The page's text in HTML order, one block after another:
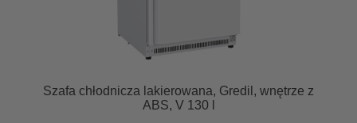
Szafa chłodnicza lakierowana, Gredil, wnętrze z
ABS, V 130 l